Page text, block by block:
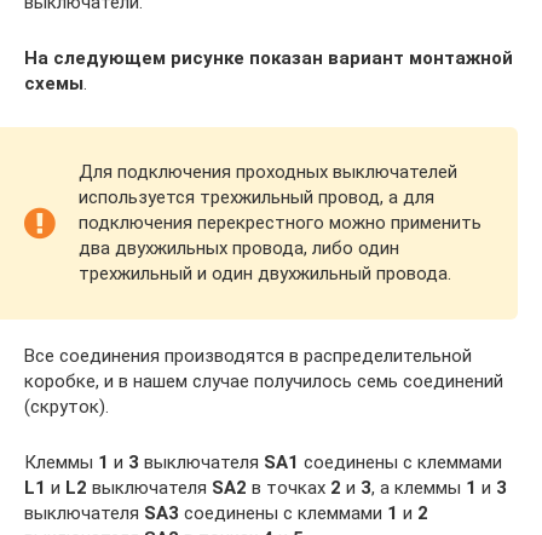
На следующем рисунке показан вариант монтажной
схемы.
Для подключения проходных выключателей
используется трехжильный провод, а для
подключения перекрестного можно применить
два двухжильных провода, либо один
трехжильный и один двухжильный провода.
Все соединения производятся в распределительной
коробке, и в нашем случае получилось семь соединений
(скруток).
Клеммы 1 и 3 выключателя SA1 соединены с клеммами
L1 и L2 выключателя SA2 в точках 2 и 3, а клеммы 1 и 3
выключателя SA3 соединены с клеммами 1 и 2